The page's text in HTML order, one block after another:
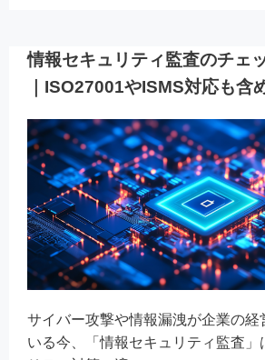
情報セキュリティ監査のチェ
｜ISO27001やISMS対応も含
サイバー攻撃や情報漏洩が企業の経
いる今、「情報セキュリティ監査」